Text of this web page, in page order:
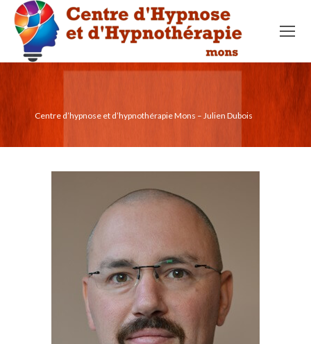
Centre d’hypnose et d’hypnothérapie Mons – Julien Dubois